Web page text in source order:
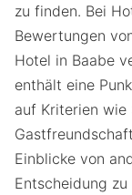
zu finden. Bei
Bewertungen
Hotel in Baabe
enthält eine
auf Kriterien wie
Einblicke von
Entscheidung